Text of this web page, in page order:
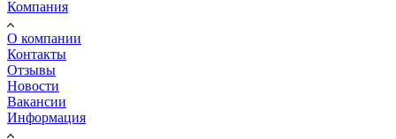
Компания
О компании
Контакты
Отзывы
Новости
Вакансии
Информация